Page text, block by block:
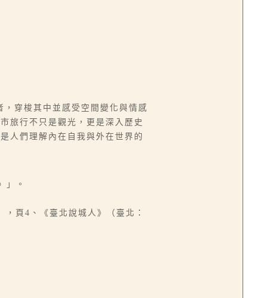
穿梭其中並感受空間變化與情感
旅行不只是觀光，更是深入歷史
人們理解內在自我與外在世界的
」。
頁4、《臺北說城人》（臺北：